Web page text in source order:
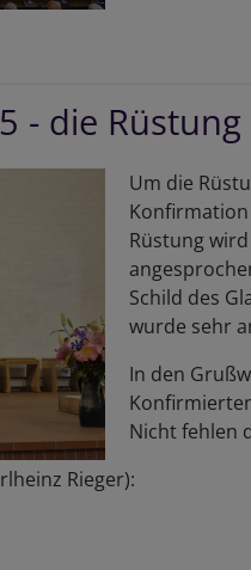
- die
Um die
Konfirmation
Rüstung
Schild des
wurde sehr
In den
Nicht fehlen
Rieger):